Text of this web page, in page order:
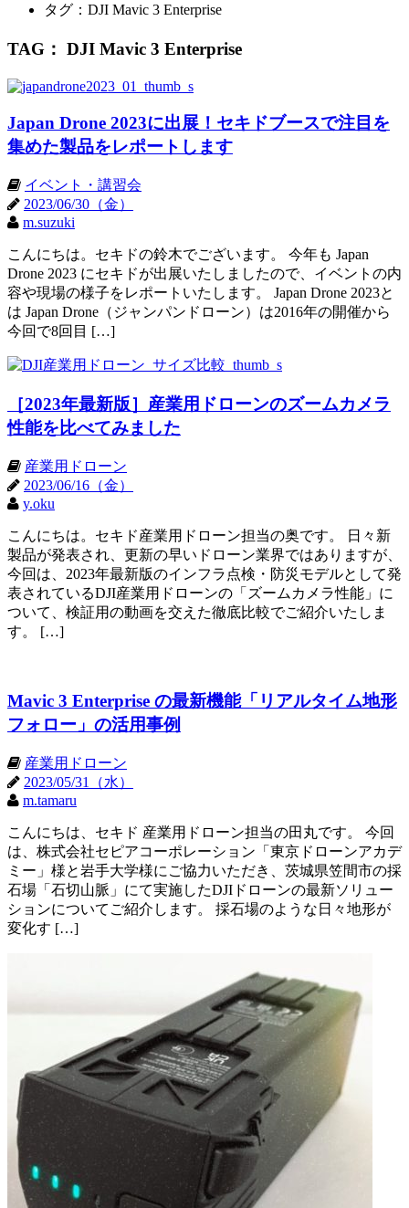
タグ：DJI Mavic 3 Enterprise
TAG： DJI Mavic 3 Enterprise
Japan Drone 2023に出展！セキドブースで注目を
集めた製品をレポートします
イベント・講習会
2023/06/30（金）
m.suzuki
こんにちは。セキドの鈴木でございます。 今年も Japan
Drone 2023 にセキドが出展いたしましたので、イベントの内
容や現場の様子をレポートいたします。 Japan Drone 2023と
は Japan Drone（ジャンパンドローン）は2016年の開催から
今回で8回目 […]
［2023年最新版］産業用ドローンのズームカメラ
性能を比べてみました
産業用ドローン
2023/06/16（金）
y.oku
こんにちは。セキド産業用ドローン担当の奥です。 日々新
製品が発表され、更新の早いドローン業界ではありますが、
今回は、2023年最新版のインフラ点検・防災モデルとして発
表されているDJI産業用ドローンの「ズームカメラ性能」に
ついて、検証用の動画を交えた徹底比較でご紹介いたしま
す。 […]
Mavic 3 Enterprise の最新機能「リアルタイム地形
フォロー」の活用事例
産業用ドローン
2023/05/31（水）
m.tamaru
こんにちは、セキド 産業用ドローン担当の田丸です。 今回
は、株式会社セピアコーポレーション「東京ドローンアカデ
ミー」様と岩手大学様にご協力いただき、茨城県笠間市の採
石場「石切山脈」にて実施したDJIドローンの最新ソリュー
ションについてご紹介します。 採石場のような日々地形が
変化す […]